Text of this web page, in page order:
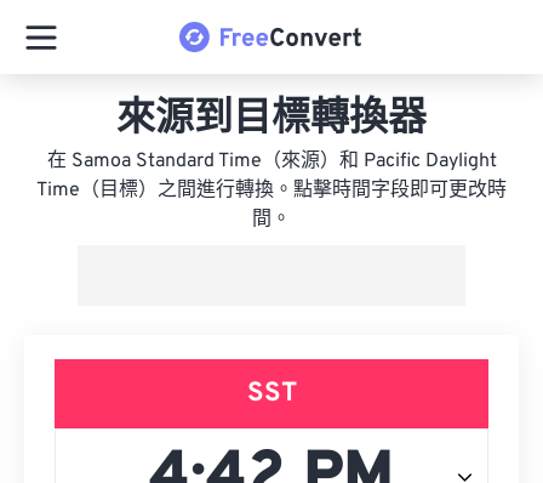
來源到目標轉換器
在 Samoa Standard Time（來源）和 Pacific Daylight
Time（目標）之間進行轉換。點擊時間字段即可更改時
間。
SST